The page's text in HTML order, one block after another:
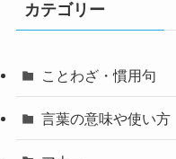
カテゴリー
ことわざ・慣用句
言葉の意味や使い方